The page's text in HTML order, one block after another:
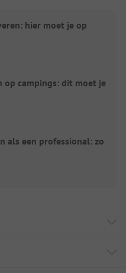
hier moet je op
op campings: dit moet je
als een professional: zo